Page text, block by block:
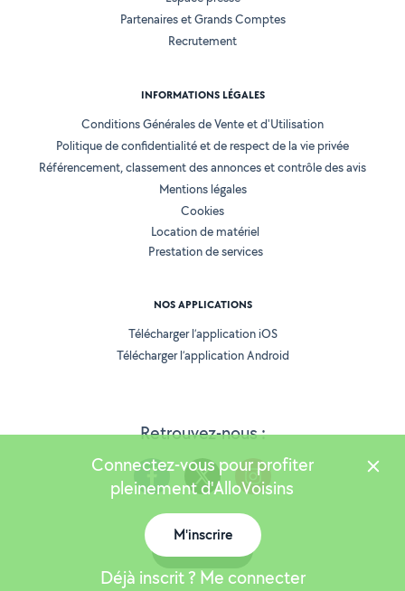
Retrouvez-nous :
Partenaires et Grands Comptes
Recrutement
INFORMATIONS LÉGALES
Conditions Générales de Vente et d'Utilisation
Politique de confidentialité et de respect de la vie privée
Référencement, classement des annonces et contrôle des avis
Mentions légales
Cookies
Location de matériel
Prestation de services
NOS APPLICATIONS
Télécharger l’application iOS
Télécharger l’application Android
Version 25.5.2
Connectez-vous pour profiter
pleinement d'AlloVoisins
M'inscrire
Déjà inscrit ? Me connecter